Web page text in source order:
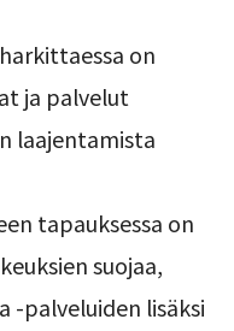
on
ja palvelut
laajentamista
tapauksessa on
suojaa,
-palveluiden lisäksi